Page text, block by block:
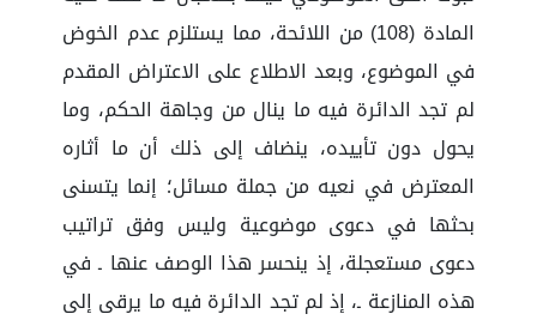
المادة (108) من اللائحة، مما يستلزم عدم الخوض
في الموضوع، وبعد الاطلاع على الاعتراض المقدم
لم تجد الدائرة فيه ما ينال من وجاهة الحكم، وما
يحول دون تأييده، ينضاف إلى ذلك أن ما أثاره
المعترض في نعيه من جملة مسائل؛ إنما يتسنى
بحثها في دعوى موضوعية وليس وفق تراتيب
دعوى مستعجلة، إذ ينحسر هذا الوصف عنها ـ في
هذه المنازعة ـ، إذ لم تجد الدائرة فيه ما يرقى إلى